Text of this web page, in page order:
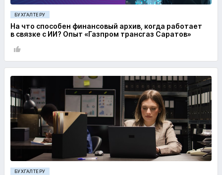
БУХГАЛТЕРУ
На что способен финансовый архив, когда работает
в связке с ИИ? Опыт «Газпром трансгаз Саратов»
БУХГАЛТЕРУ